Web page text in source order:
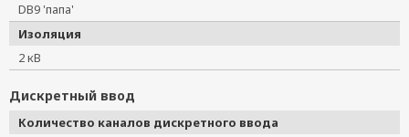
DB9 'папа'
Изоляция
2 кВ
Дискретный ввод
Количество каналов дискретного ввода